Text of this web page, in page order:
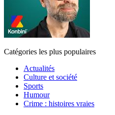
Catégories les plus populaires
Actualités
Culture et société
Sports
Humour
Crime : histoires vraies